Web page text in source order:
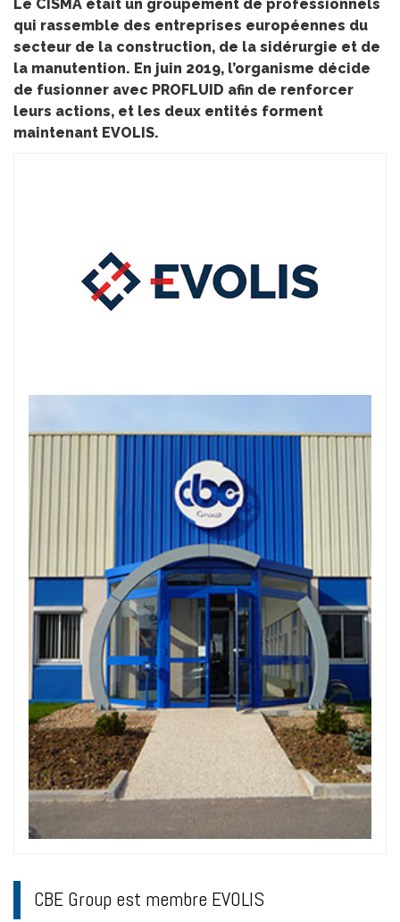
Le CISMA était un groupement de professionnels
qui rassemble des entreprises européennes du
secteur de la construction, de la sidérurgie et de
la manutention. En juin 2019, l’organisme décide
de fusionner avec PROFLUID afin de renforcer
leurs actions, et les deux entités forment
maintenant EVOLIS.
CBE Group est membre EVOLIS